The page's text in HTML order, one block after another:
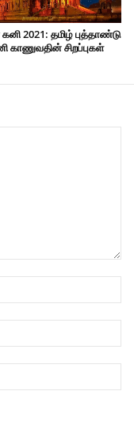
கனி 2021: தமிழ் புத்தாண்டு
காணுவதின் சிறப்புகள்